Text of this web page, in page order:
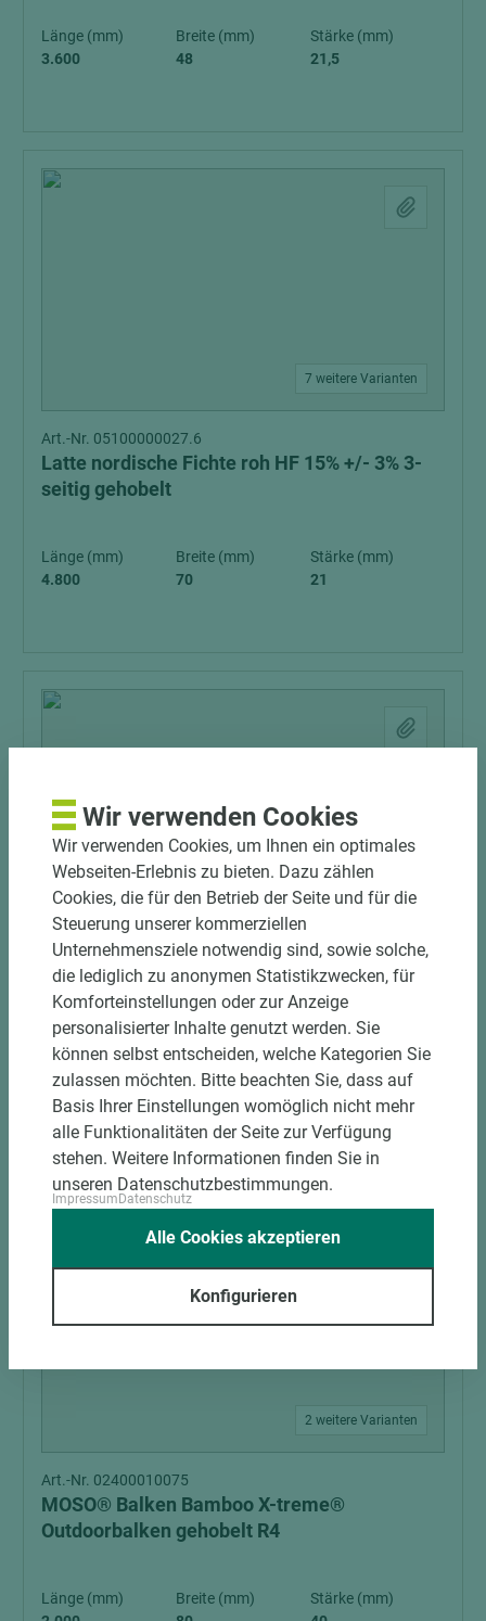
Länge (mm)
3.600
Breite (mm)
48
Stärke (mm)
21,5
7 weitere Varianten
Art.-Nr. 05100000027.6
Latte nordische Fichte roh HF 15% +/- 3% 3-
seitig gehobelt
Länge (mm)
4.800
Breite (mm)
70
Stärke (mm)
21
Art.-Nr. 05100000037.8
Latte nordische Fichte roh HF 15% +/- 3% 3-
seitig gehobelt
Länge (mm)
5.400
Breite (mm)
61
Stärke (mm)
24
2 weitere Varianten
Art.-Nr. 02400010075
MOSO® Balken Bamboo X-treme®
Outdoorbalken gehobelt R4
Länge (mm)
Breite (mm)
Stärke (mm)
Wir verwenden Cookies
Wir verwenden Cookies, um Ihnen ein optimales
Webseiten-Erlebnis zu bieten. Dazu zählen
Cookies, die für den Betrieb der Seite und für die
Steuerung unserer kommerziellen
Unternehmensziele notwendig sind, sowie solche,
die lediglich zu anonymen Statistikzwecken, für
Komforteinstellungen oder zur Anzeige
personalisierter Inhalte genutzt werden. Sie
können selbst entscheiden, welche Kategorien Sie
zulassen möchten. Bitte beachten Sie, dass auf
Basis Ihrer Einstellungen womöglich nicht mehr
alle Funktionalitäten der Seite zur Verfügung
stehen. Weitere Informationen finden Sie in
unseren Datenschutzbestimmungen.
Impressum Datenschutz
Konfigurieren
Alle Cookies akzeptieren